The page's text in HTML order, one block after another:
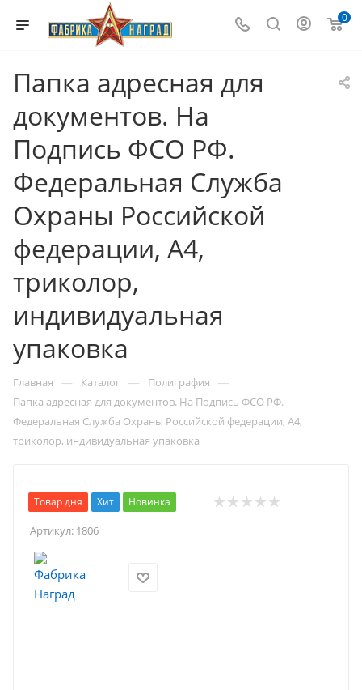
0
Папка адресная для
документов. На
Подпись ФСО РФ.
Федеральная Служба
Охраны Российской
федерации, А4,
триколор,
индивидуальная
упаковка
Главная — Каталог — Полиграфия —
Папка адресная для документов. На Подпись ФСО РФ.
Федеральная Служба Охраны Российской федерации, А4,
триколор, индивидуальная упаковка
Товар дня Хит Новинка
Артикул: 1806